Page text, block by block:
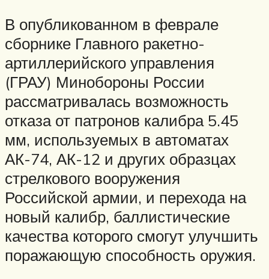
В опубликованном в феврале
сборнике Главного ракетно-
артиллерийского управления
(ГРАУ) Минобороны России
рассматривалась возможность
отказа от патронов калибра 5.45
мм, используемых в автоматах
АК-74, АК-12 и других образцах
стрелкового вооружения
Российской армии, и перехода на
новый калибр, баллистические
качества которого смогут улучшить
поражающую способность оружия.